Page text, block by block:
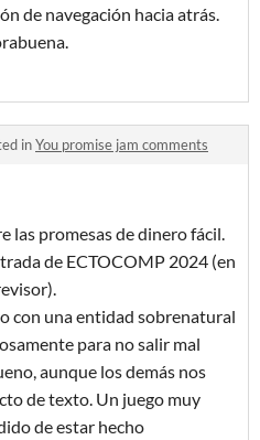
de navegación hacia atrás.
inYou promise jam comments
las promesas de dinero fácil.
de ECTOCOMP 2024 (en
con una entidad sobrenatural
para no salir mal
aunque los demás nos
de texto. Un juego muy
de estar hecho